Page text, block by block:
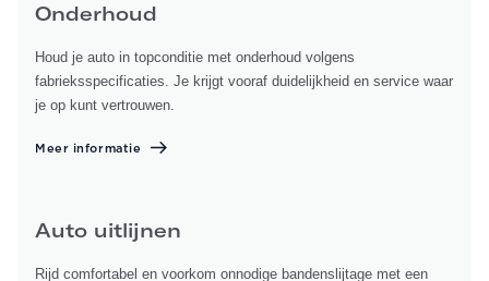
Onderhoud
Houd je auto in topconditie met onderhoud volgens
fabrieksspecificaties. Je krijgt vooraf duidelijkheid en service waar
je op kunt vertrouwen.
Meer informatie
Auto uitlijnen
Rijd comfortabel en voorkom onnodige bandenslijtage met een